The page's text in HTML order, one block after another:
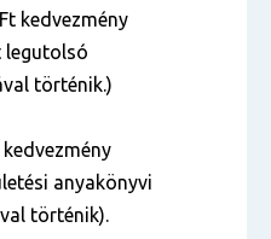
kedvezmény
legutolsó
történik.)
anyakönyvi
történik).